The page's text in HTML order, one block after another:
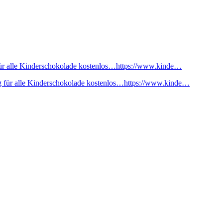
alle Kinderschokolade kostenlos…https://www.kinde…
für alle Kinderschokolade kostenlos…https://www.kinde…